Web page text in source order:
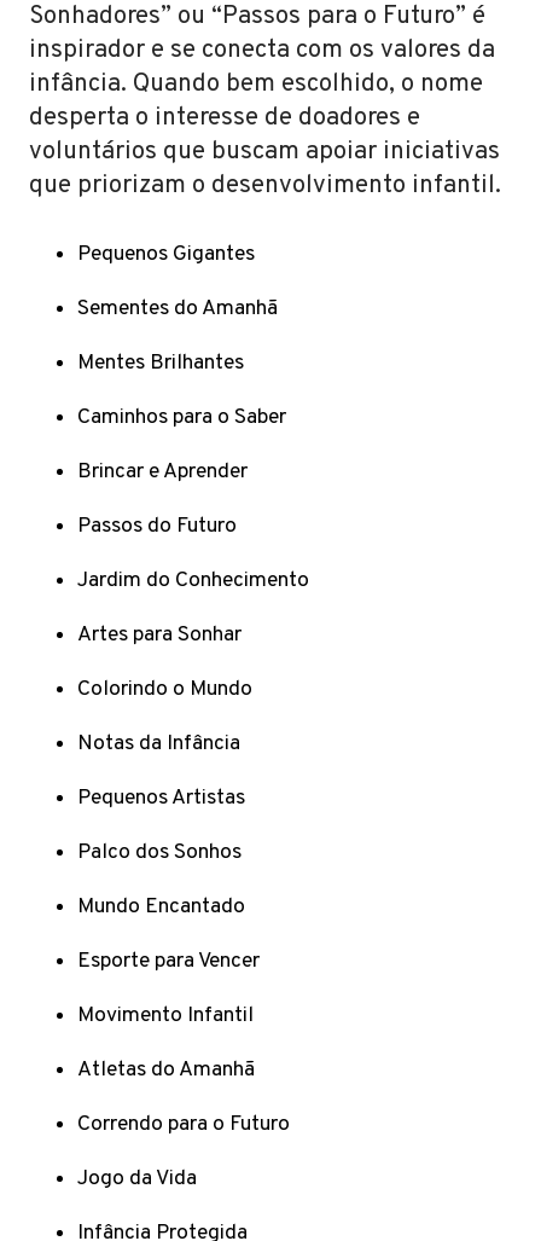
Sonhadores” ou “Passos para o Futuro” é
inspirador e se conecta com os valores da
infância. Quando bem escolhido, o nome
desperta o interesse de doadores e
voluntários que buscam apoiar iniciativas
que priorizam o desenvolvimento infantil.
Pequenos Gigantes
Sementes do Amanhã
Mentes Brilhantes
Caminhos para o Saber
Brincar e Aprender
Passos do Futuro
Jardim do Conhecimento
Artes para Sonhar
Colorindo o Mundo
Notas da Infância
Pequenos Artistas
Palco dos Sonhos
Mundo Encantado
Esporte para Vencer
Movimento Infantil
Atletas do Amanhã
Correndo para o Futuro
Jogo da Vida
Infância Protegida